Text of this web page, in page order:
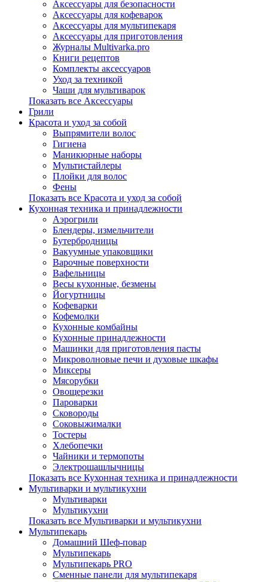
Аксессуары для безопасности
Аксессуары для кофеварок
Аксессуары для мультипекаря
Аксессуары для приготовления
Журналы Multivarka.pro
Книги рецептов
Комплекты аксессуаров
Уход за техникой
Чаши для мультиварок
Показать все Аксессуары
Грили
Красота и уход за собой
Выпрямители волос
Гигиена
Маникюрные наборы
Мультистайлеры
Плойки для волос
Фены
Показать все Красота и уход за собой
Кухонная техника и принадлежности
Аэрогрили
Блендеры, измельчители
Бутербродницы
Вакуумные упаковщики
Варочные поверхности
Вафельницы
Весы кухонные, безмены
Йогуртницы
Кофеварки
Кофемолки
Кухонные комбайны
Кухонные принадлежности
Машинки для приготовления пасты
Микроволновые печи и духовые шкафы
Миксеры
Мясорубки
Овощерезки
Пароварки
Сковороды
Соковыжималки
Тостеры
Хлебопечки
Чайники и термопоты
Электрошашлычницы
Показать все Кухонная техника и принадлежности
Мультиварки и мультикухни
Мультиварки
Мультикухни
Показать все Мультиварки и мультикухни
Мультипекарь
Домашний Шеф-повар
Мультипекарь
Мультипекарь PRO
Сменные панели для мультипекаря